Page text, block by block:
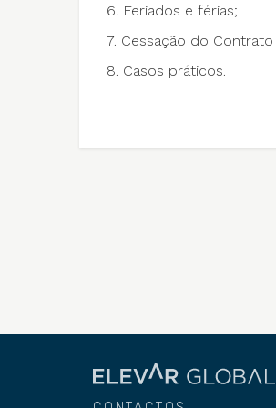
6. Feriados e férias;
7. Cessação do
8. Casos práticos.